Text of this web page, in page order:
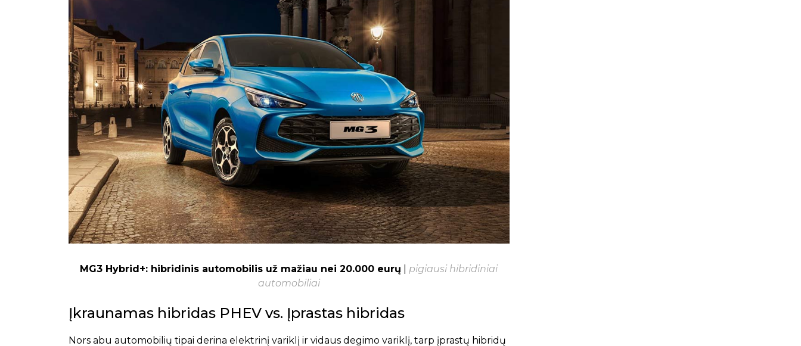
MG3 Hybrid+: hibridinis automobilis už mažiau nei 20.000 eurų
pigiausi hibridiniai
automobiliai
Įkraunamas hibridas PHEV vs. Įprastas hibridas
Nors abu automobilių tipai derina elektrinį variklį ir vidaus degimo variklį, tarp įprastų hibridų